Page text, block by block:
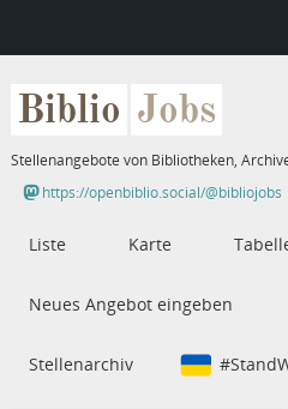
Biblio Jobs
Stellenangebote von Bibliotheken,
https://openbiblio.social/@bibliojobs
Liste Karte
Neues Angebot eingeben
Stellenarchiv